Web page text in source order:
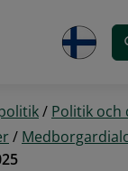
/ Politik och
/